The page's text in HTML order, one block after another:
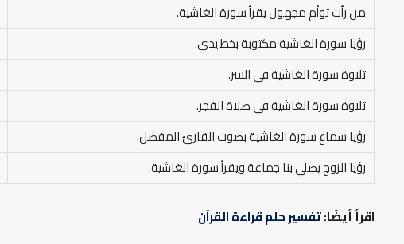
من رأت توأم مجهول يقرأ سورة الغاشية.
رؤيا سورة الغاشية مكتوبة بخط يدي.
تلاوة سورة الغاشية في السر.
تلاوة سورة الغاشية في صلاة الفجر.
رؤيا سماع سورة الغاشية بصوت القارئ المفضل.
رؤيا الزوج يصلي بنا جماعة ويقرأ سورة الغاشية.
اقرأ أيضًا:تفسير حلم قراءة القرآن